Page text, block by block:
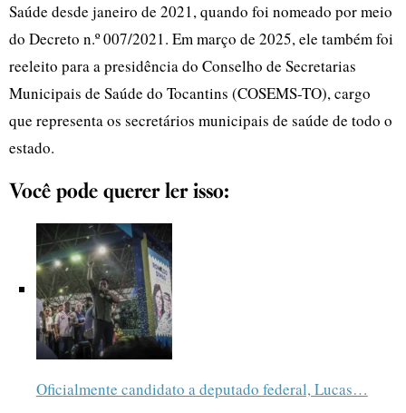
Saúde desde janeiro de 2021, quando foi nomeado por meio
do Decreto n.º 007/2021. Em março de 2025, ele também foi
reeleito para a presidência do Conselho de Secretarias
Municipais de Saúde do Tocantins (COSEMS-TO), cargo
que representa os secretários municipais de saúde de todo o
estado.
Você pode querer ler isso:
Oficialmente candidato a deputado federal, Lucas…